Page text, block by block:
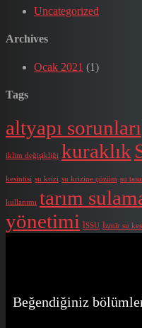
Uncategorized
Archives
Ocak 2021 (1)
Tags
altyapı sorunları
iklim değişikliği kuraklık
kesintisi su krizi su krizine çözüm su
kullanımı tarım
yönetimi İSSU İzmir su
Beğendiğiniz